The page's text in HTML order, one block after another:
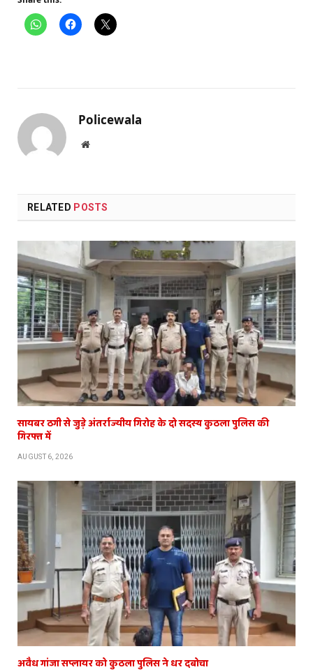
Policewala
Website
RELATED POSTS
सायबर ठगी से जुड़े अंतर्राज्यीय गिरोह के दो सदस्य कुठला पुलिस की
गिरफ्त में
AUGUST 6, 2026
अवैध गांजा सप्लायर को कुठला पुलिस ने धर दबोचा